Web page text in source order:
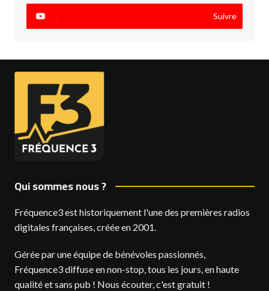
Suivre
Qui sommes nous ?
Fréquence3 est historiquement l'une des premières radios
digitales françaises, créée en 2001.
Gérée par une équipe de bénévoles passionnés,
Fréquence3 diffuse en non-stop, tous les jours, en haute
qualité et sans pub ! Nous écouter, c'est gratuit !